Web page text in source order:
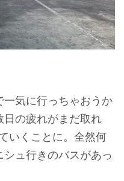
一気に行っちゃおうか
日の疲れがまだ取れ
いくことに。全然何
ュ行きのバスがあっ